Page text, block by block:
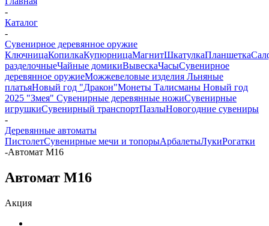
-
Каталог
-
Сувенирное деревянное оружие
КлючницаКопилкаКупюрницаМагнитШкатулкаПланшетка
разделочныеЧайные домикиВывескаЧасыСувенирное
деревянное оружиеМожжевеловые изделия Льняные
платьяНовый год "Дракон"Монеты Талисманы Новый год
2025 "Змея" Сувенирные деревянные ножиСувенирные
игрушкиСувенирный транспортПазлыНовогодние сувениры
-
Деревянные автоматы
ПистолетСувенирные мечи и топорыАрбалетыЛукиРогатки
-Автомат M16
Автомат M16
Акция